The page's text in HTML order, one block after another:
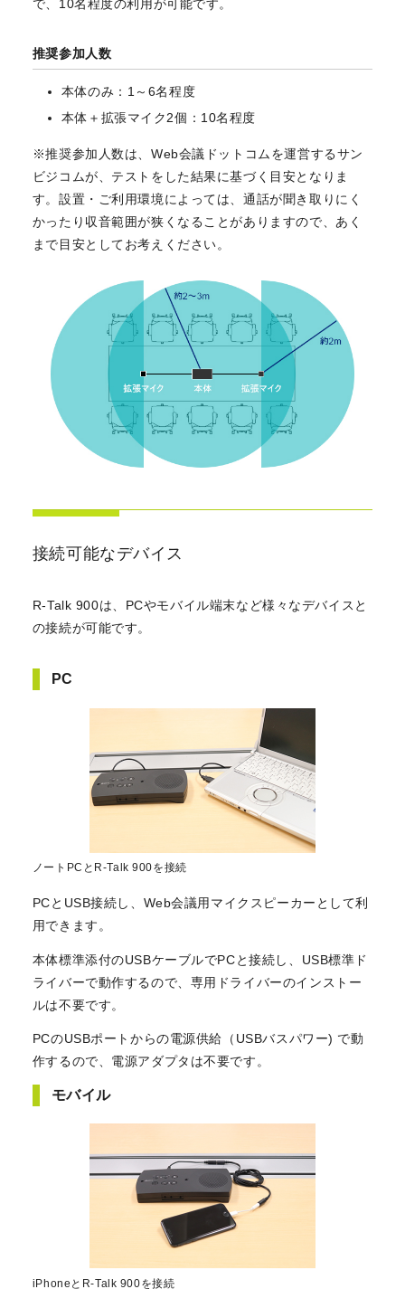
で、10名程度の利用が可能です。
推奨参加人数
本体のみ：1～6名程度
本体＋拡張マイク2個：10名程度
※推奨参加人数は、Web会議ドットコムを運営するサン
ビジコムが、テストをした結果に基づく目安となりま
す。設置・ご利用環境によっては、通話が聞き取りにく
かったり収音範囲が狭くなることがありますので、あく
まで目安としてお考えください。
接続可能なデバイス
R-Talk 900は、PCやモバイル端末など様々なデバイスと
の接続が可能です。
PC
ノートPCとR-Talk 900を接続
PCとUSB接続し、Web会議用マイクスピーカーとして利
用できます。
本体標準添付のUSBケーブルでPCと接続し、USB標準ド
ライバーで動作するので、専用ドライバーのインストー
ルは不要です。
PCのUSBポートからの電源供給（USBバスパワー) で動
作するので、電源アダプタは不要です。
モバイル
iPhoneとR-Talk 900を接続